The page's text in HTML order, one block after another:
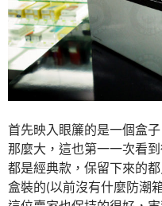
首先映入眼簾的是一個盒
那麼大，這也第一一次看
都是經典款，保留下來的
盒裝的(以前沒有什麼防潮